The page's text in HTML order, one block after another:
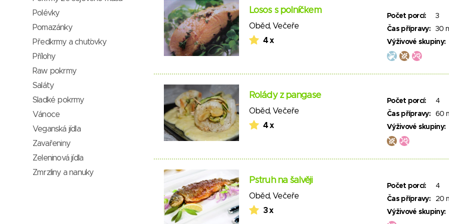
Polévky
Pomazánky
Předkrmy a chuťovky
Přílohy
Raw pokrmy
Saláty
Sladké pokrmy
Vánoce
Veganská jídla
Zavařeniny
Zeleninová jídla
Zmrzliny a nanuky
Losos s polníčkem
Oběd, Večeře
4 x
Počet porcí:
3
Čas přípravy:
30
Výživové skupiny:
Rolády z pangase
Oběd, Večeře
4 x
Počet porcí:
4
Čas přípravy:
60
Výživové skupiny:
Pstruh na šalvěji
Oběd, Večeře
3 x
Počet porcí:
4
Čas přípravy:
20
Výživové skupiny: